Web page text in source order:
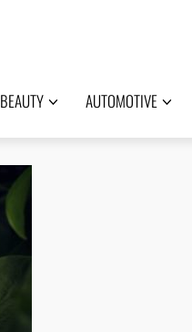
BEAUTY AUTOMOTIVE